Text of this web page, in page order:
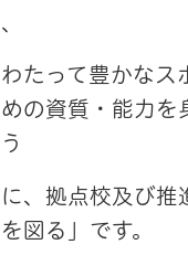
たって豊かなス
の資質・能力を
、拠点校及び推
図る」です。